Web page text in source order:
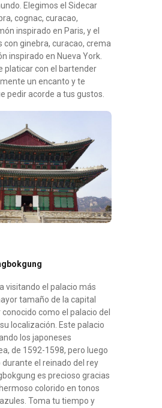
Elegimos el Sidecar
cognac, curacao,
inspirado en Paris, y el
con ginebra, curacao, crema
inspirado en Nueva York.
platicar con el bartender
un encanto y te
pedir acorde a tus gustos.
visitando el palacio más
tamaño de la capital
como el palacio del
localización. Este palacio
los japoneses
de 1592-1598, pero luego
el reinado del rey
es precioso gracias
colorido en tonos
Toma tu tiempo y